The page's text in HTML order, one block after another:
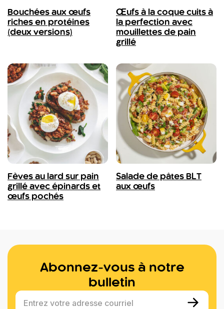
Bouchées aux œufs
riches en protéines
(deux versions)
Œufs à la coque cuits à
la perfection avec
mouillettes de pain
grillé
Fèves au lard sur pain
grillé avec épinards et
œufs pochés
Salade de pâtes BLT
aux œufs
Abonnez-vous à notre
bulletin
Entrez votre adresse courriel